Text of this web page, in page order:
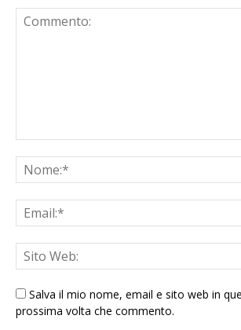
Salva il mio nome, email e sito web in
prossima volta che commento.